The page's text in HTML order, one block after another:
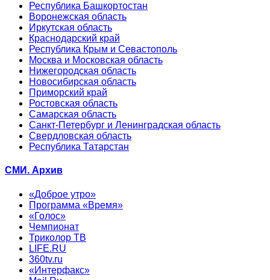
Республика Башкортостан
Воронежская область
Иркутская область
Краснодарский край
Республика Крым и Севастополь
Москва и Московская область
Нижегородская область
Новосибирская область
Приморский край
Ростовская область
Самарская область
Санкт-Петербург и Ленинградская область
Свердловская область
Республика Татарстан
СМИ. Архив
«Доброе утро»
Программа «Время»
«Голос»
Чемпионат
Триколор ТВ
LIFE.RU
360tv.ru
«Интерфакс»